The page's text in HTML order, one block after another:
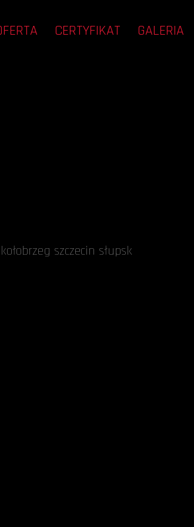
CERTYFIKAT GALERIA
szczecin słupsk